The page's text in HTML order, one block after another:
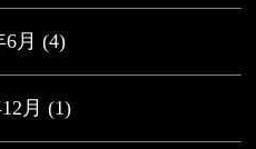
月 (4)
月 (1)